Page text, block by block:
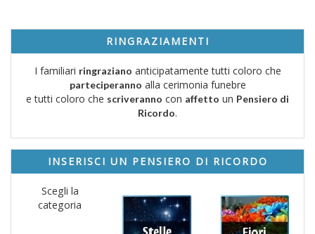
RINGRAZIAMENTI
I familiari ringraziano anticipatamente tutti coloro che
parteciperanno alla cerimonia funebre
e tutti coloro che scriveranno con affetto un Pensiero di
Ricordo.
INSERISCI UN PENSIERO DI RICORDO
Scegli la
categoria